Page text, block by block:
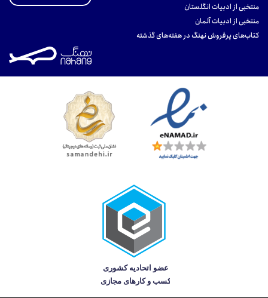
منتخبی از ادبیات انگلستان
منتخبی از ادبیات آلمان
کتاب‌های پرفروش نهنگ در هفته‌های گذشته